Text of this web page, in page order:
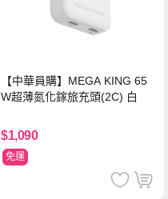
【中華員購】MEGA KING 65
W超薄氮化鎵旅充頭(2C) 白
$1,090
免運